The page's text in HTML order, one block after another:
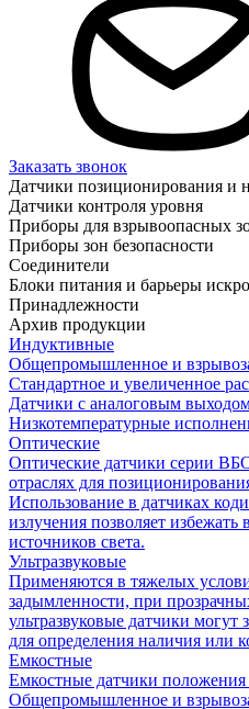
Заказать звонок
Датчики позиционирования и
Датчики контроля уровня
Приборы для взрывоопасных
Приборы зон безопасности
Соединители
Блоки питания и барьеры
Принадлежности
Архив продукции
Индуктивные
Общепромышленное и
Стандартное и увеличенное
Датчики с аналоговым
Низкотемпературные
Оптические
Оптические датчики серии
отраслях для
Использование в датчиках
излучения позволяет
источников света.
Ультразвуковые
Применяются в тяжелых
задымленности, при
ультразвуковые датчики могут
для определения наличия или
Емкостные
Емкостные датчики
Общепромышленное и